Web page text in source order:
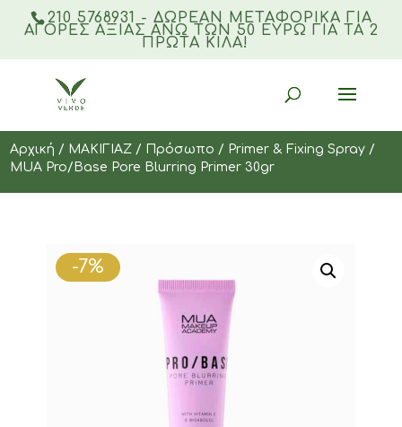
210 5768931 - ΔΩΡΕΑΝ ΜΕΤΑΦΟΡΙΚΆ ΓΙΑ
ΑΓΟΡΈΣ ΑΞΊΑΣ ΆΝΩ ΤΩΝ 50 ΕΥΡΏ ΓΙΑ ΤΑ 2
ΠΡΏΤΑ ΚΙΛΆ!
Αρχική / ΜΑΚΙΓΙΑΖ / Πρόσωπο / Primer & Fixing Spray /
MUA Pro/Base Pore Blurring Primer 30gr
-7%